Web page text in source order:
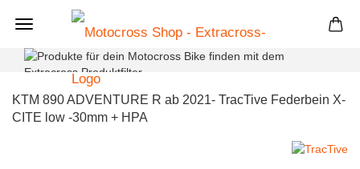
+
KTM 890 ADVENTURE R ab 2021- TracTive Federbein X-
CITE low -30mm + HPA